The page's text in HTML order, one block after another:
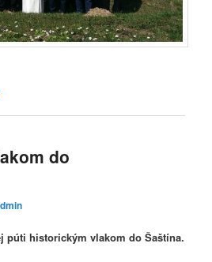
do
púti historickým vlakom do Šaštína.